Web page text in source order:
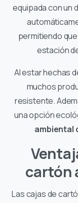
equipada con un
permitiendo
estación
Al estar hechas
muchos
resistente.
una opción
ambiental
cartón
Las cajas de